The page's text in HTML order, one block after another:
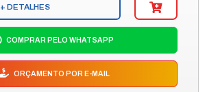
+ DETALHES
COMPRAR PELO WHATSAPP
ORÇAMENTO POR E-MAIL